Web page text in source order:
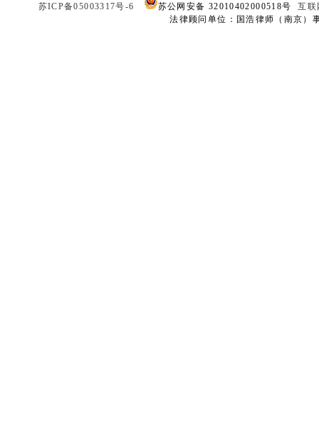
苏ICP备05003317号-6
苏公网安备 32010402000518号互联
法律顾问单位：国浩律师（南京）